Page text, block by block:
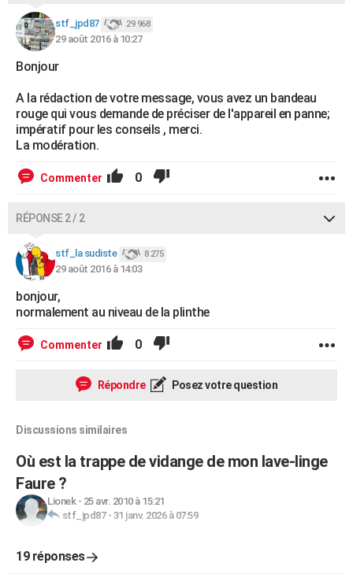
Carte de Noël
Carte Bonne année
Carte Saint-Valentin
Carte Pâques
Carte d'anniversaire
DICTIONNAIRE
Dictionnaire
Biographies
Citations
Expressions
Proverbes
S'inscrire
Se connecter
Lycées
Collèges
Primaires
Universités
Entreprises
Service militaire
Avis de recherche
AVIS DE DÉCÈS
FORUM
Bricolage
Lifestyle
Culture
Sport
Auto
Television
Voyage
Cinema
stf_jpd87 29 968
29 août 2016 à 10:27
Bonjour
A la rédaction de votre message, vous avez un bandeau
rouge qui vous demande de préciser de l'appareil en panne;
impératif pour les conseils , merci.
La modération.
Commenter 0
RÉPONSE 2 / 2
stf_la sudiste 8 275
29 août 2016 à 14:03
bonjour,
normalement au niveau de la plinthe
Commenter 0
Répondre Posez votre question
Discussions similaires
Où est la trappe de vidange de mon lave-linge
Faure ?
Lionek- 25 avr. 2010 à 15:21
stf_jpd87- 31 janv. 2026 à 07:59
19 réponses